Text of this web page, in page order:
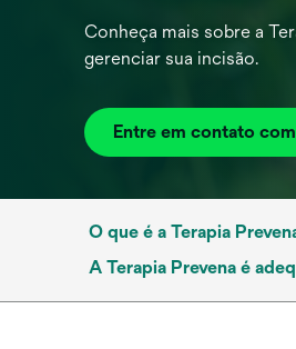
Conheça mais sobre a
gerenciar sua incisão.
Entre em contato
O que é a Terapia
A Terapia Prevena é